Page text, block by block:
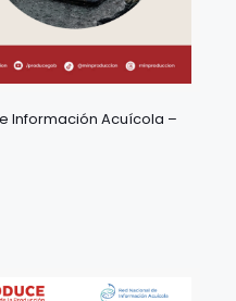
Información Acuícola –